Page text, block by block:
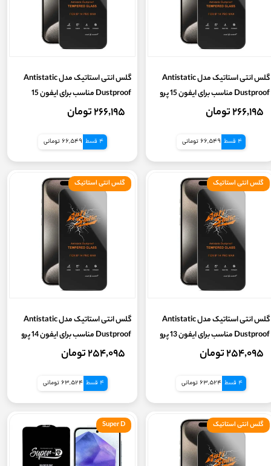
گلس انتی استاتیک مدل Antistatic
Dustproof مناسب برای ایفون 15 پرو
۲۶۶,۱۹۵ تومان
4 قسط 66,549 تومانی
گلس انتی استاتیک مدل Antistatic
Dustproof مناسب برای ایفون 15
۲۶۶,۱۹۵ تومان
4 قسط 66,549 تومانی
گلس انتی استاتیک مدل Antistatic
Dustproof مناسب برای ایفون 13 پرو
مکس
۲۵۴,۰۹۵ تومان
4 قسط 63,524 تومانی
گلس انتی استاتیک
گلس انتی استاتیک مدل Antistatic
Dustproof مناسب برای ایفون 14 پرو
۲۵۴,۰۹۵ تومان
4 قسط 63,524 تومانی
گلس انتی استاتیک
گلس انتی استاتیک Super D